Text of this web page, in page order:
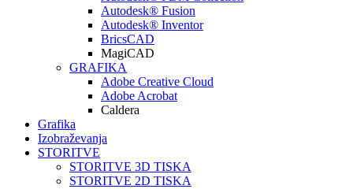
Autodesk® Fusion
Autodesk® Inventor
BricsCAD
MagiCAD
GRAFIKA
Adobe Creative Cloud
Adobe Acrobat
Caldera
Grafika
Izobraževanja
STORITVE
STORITVE 3D TISKA
STORITVE 2D TISKA